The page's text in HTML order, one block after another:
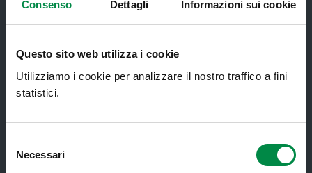
Consenso Dettagli Informazioni sui cookie
Questo sito web utilizza i cookie
Utilizziamo i cookie per analizzare il nostro traffico a fini
statistici.
delNecessari
e CAU
Assistenza sanitaria transfrontaliera
Consultorio Familiare
Direzione Assistenza Farmaceutica
Finanziamenti
Lauree Professioni Sanitarie